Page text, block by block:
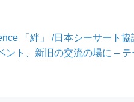
「絆」 /日本シーサート協
ント、新旧の交流の場に –